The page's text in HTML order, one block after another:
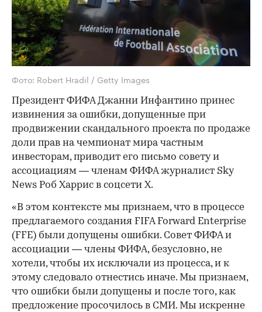
Фото: Robert Hradil / Getty Images
Президент ФИФА Джанни Инфантино принес
извинения за ошибки, допущенные при
продвижении скандального проекта по продаже
доли прав на чемпионат мира частным
инвесторам, приводит его письмо совету и
ассоциациям — членам ФИФА журналист Sky
News Роб Харрис в соцсети Х.
«В этом контексте мы признаем, что в процессе
предлагаемого создания FIFA Forward Enterprise
(FFE) были допущены ошибки. Совет ФИФА и
ассоциации — члены ФИФА, безусловно, не
хотели, чтобы их исключали из процесса, и к
этому следовало отнестись иначе. Мы признаем,
что ошибки были допущены и после того, как
предложение просочилось в СМИ. Мы искренне